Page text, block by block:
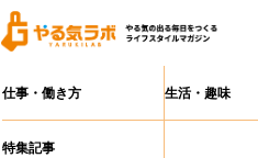
仕事・働き方 生活・趣味
特集記事